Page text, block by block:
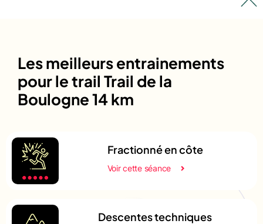
Les meilleurs entrainements
pour le trail Trail de la
Boulogne 14 km
Fractionné en côte
Voir cette séance
Descentes techniques